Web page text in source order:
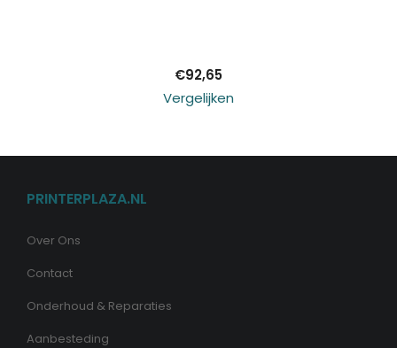
€92,65
Vergelijken
PRINTERPLAZA.NL
Over Ons
Contact
Onderhoud & Reparaties
Aanbesteding